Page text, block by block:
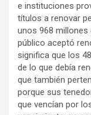
e instituciones
títulos a renovar
unos 968
público aceptó
significa que los
de lo que debía
que también
porque sus
que vencían por